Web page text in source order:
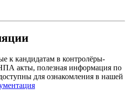
к кандидатам в контролёры-
акты, полезная информация по
для ознакомления в нашей